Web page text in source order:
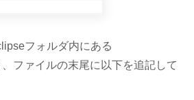
フォルダ内にある
、ファイルの末尾に以下を追記して